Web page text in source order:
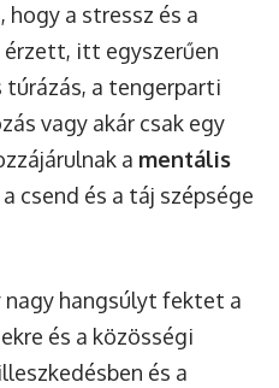
hogy a stressz és a
itt egyszerűen
a tengerparti
vagy akár csak egy
a mentális
csend és a táj szépsége
nagy hangsúlyt fektet a
és a közösségi
és a